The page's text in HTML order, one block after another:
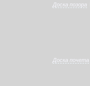
Доска позора
Доска почета